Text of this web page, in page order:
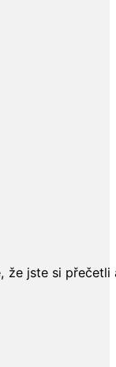
že jste si přečetli